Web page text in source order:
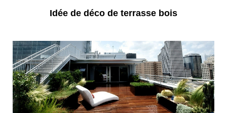
Idée de déco de terrasse bois